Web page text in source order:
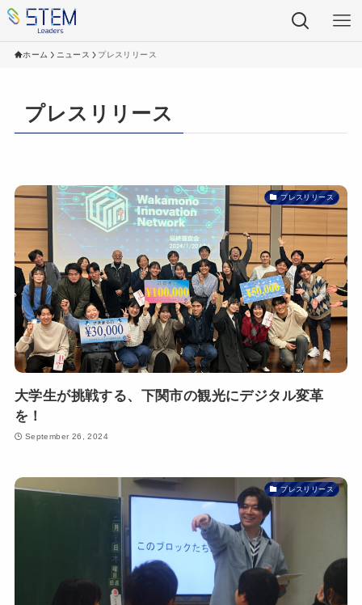
ホーム ニュース プレスリリース
プレスリリース
プレスリリース
大学生が挑戦する、下関市の観光にデジタル変革
を！
September 26, 2024
プレスリリース